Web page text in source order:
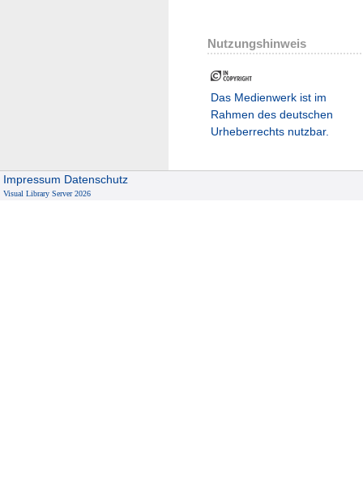
Nutzungshinweis
Das Medienwerk ist im
Rahmen des deutschen
Urheberrechts nutzbar.
Impressum Datenschutz
Visual Library Server 2026